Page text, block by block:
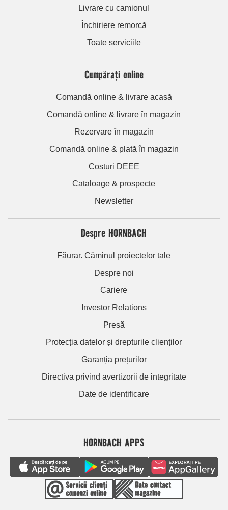
Livrare cu camionul
Închiriere remorcă
Toate serviciile
Cumpărați online
Comandă online & livrare acasă
Comandă online & livrare în magazin
Rezervare în magazin
Comandă online & plată în magazin
Costuri DEEE
Cataloage & prospecte
Newsletter
Despre HORNBACH
Făurar. Căminul proiectelor tale
Despre noi
Cariere
Investor Relations
Presă
Protecția datelor și drepturile clienților
Garanția prețurilor
Directiva privind avertizorii de integritate
Date de identificare
HORNBACH APPS